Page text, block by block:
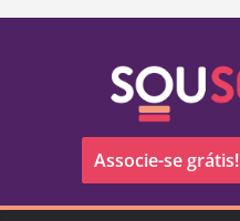
Pular
Associe-se grátis!